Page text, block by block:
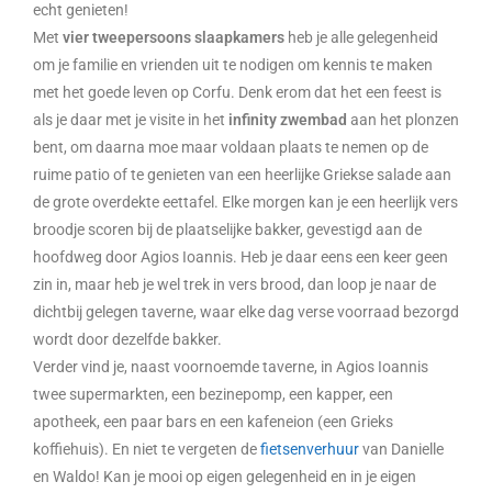
echt genieten!
Met vier tweepersoons slaapkamers heb je alle gelegenheid
om je familie en vrienden uit te nodigen om kennis te maken
met het goede leven op Corfu. Denk erom dat het een feest is
als je daar met je visite in het infinity zwembad aan het plonzen
bent, om daarna moe maar voldaan plaats te nemen op de
ruime patio of te genieten van een heerlijke Griekse salade aan
de grote overdekte eettafel. Elke morgen kan je een heerlijk vers
broodje scoren bij de plaatselijke bakker, gevestigd aan de
hoofdweg door Agios Ioannis. Heb je daar eens een keer geen
zin in, maar heb je wel trek in vers brood, dan loop je naar de
dichtbij gelegen taverne, waar elke dag verse voorraad bezorgd
wordt door dezelfde bakker.
Verder vind je, naast voornoemde taverne, in Agios Ioannis
twee supermarkten, een bezinepomp, een kapper, een
apotheek, een paar bars en een kafeneion (een Grieks
koffiehuis). En niet te vergeten defietsenverhuurvan Danielle
en Waldo! Kan je mooi op eigen gelegenheid en in je eigen